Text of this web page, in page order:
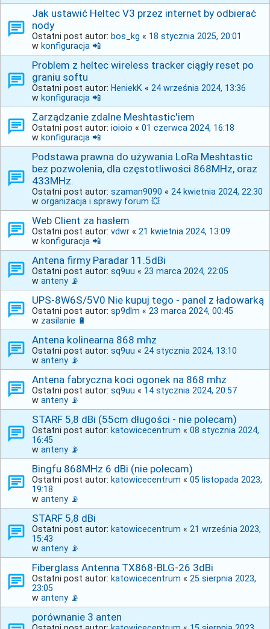
Jak ustawić Heltec V3 przez internet by odbierać
nody
Ostatni post autor: bos_kg « 18 stycznia 2025, 20:01
w konfiguracja 📲
Problem z heltec wireless tracker ciągły reset po
graniu softu
Ostatni post autor: HeniekK « 24 września 2024, 13:36
w konfiguracja 📲
Zarządzanie zdalne Meshtastic'iem
Ostatni post autor: ioioio « 01 czerwca 2024, 16:18
w konfiguracja 📲
Podstawa prawna do używania LoRa Meshtastic
bez pozwolenia, dla częstotliwości 868MHz, oraz
433MHz.
Ostatni post autor: szaman9090 « 24 kwietnia 2024, 22:30
w organizacja i sprawy forum 💥
Web Client za hasłem
Ostatni post autor: vdwr « 21 kwietnia 2024, 13:09
w konfiguracja 📲
Antena firmy Paradar 11.5dBi
Ostatni post autor: sq9uu « 23 marca 2024, 22:05
w anteny 📡
UPS-8W6S/5V0 Nie kupuj tego - panel z ładowarką
Ostatni post autor: sp9dlm « 23 marca 2024, 00:45
w zasilanie 🔋
Antena kolinearna 868 mhz
Ostatni post autor: sq9uu « 24 stycznia 2024, 13:10
w anteny 📡
Antena fabryczna koci ogonek na 868 mhz
Ostatni post autor: sq9uu « 14 stycznia 2024, 20:57
w anteny 📡
STARF 5,8 dBi (55cm długości - nie polecam)
Ostatni post autor: katowicecentrum « 08 stycznia 2024,
16:45
w anteny 📡
Bingfu 868MHz 6 dBi (nie polecam)
Ostatni post autor: katowicecentrum « 05 listopada 2023,
19:18
w anteny 📡
STARF 5,8 dBi
Ostatni post autor: katowicecentrum « 21 września 2023,
15:43
w anteny 📡
Fiberglass Antenna TX868-BLG-26 3dBi
Ostatni post autor: katowicecentrum « 25 sierpnia 2023,
23:05
w anteny 📡
porównanie 3 anten